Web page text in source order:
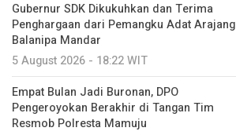
Gubernur SDK Dikukuhkan dan Terima
Penghargaan dari Pemangku Adat Arajang
Balanipa Mandar
5 August 2026 - 18:22 WIT
Empat Bulan Jadi Buronan, DPO
Pengeroyokan Berakhir di Tangan Tim
Resmob Polresta Mamuju